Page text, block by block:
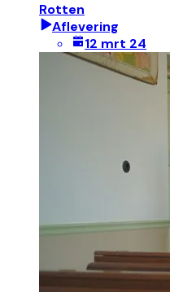
Rotten
Aflevering
12 mrt 24